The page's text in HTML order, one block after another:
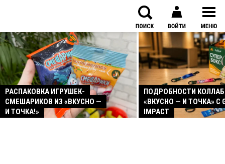
РАСПАКОВКА ИГРУШЕК-
СМЕШАРИКОВ ИЗ «ВКУСНО —
И ТОЧКА!»
ПОДРОБНОСТИ
«ВКУСНО — И ТОЧКА» С
IMPACT